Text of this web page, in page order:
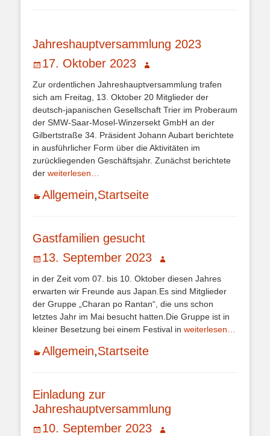
Jahreshauptversammlung 2023
Veröffentlicht
am
17. Oktober 2023 Autor
Zur ordentlichen Jahreshauptversammlung trafen
sich am Freitag, 13. Oktober 20 Mitglieder der
deutsch-japanischen Gesellschaft Trier im Proberaum
der SMW-Saar-Mosel-Winzersekt GmbH an der
Gilbertstraße 34. Präsident Johann Aubart berichtete
in ausführlicher Form über die Aktivitäten im
zurückliegenden Geschäftsjahr. Zunächst berichtete
der weiterlesen…
Kategorien
Allgemein,Startseite
Gastfamilien gesucht
Veröffentlicht
am
13. September 2023 Autor
in der Zeit vom 07. bis 10. Oktober diesen Jahres
erwarten wir Freunde aus Japan.Es sind Mitglieder
der Gruppe „Charan po Rantan“, die uns schon
letztes Jahr im Mai besucht hatten.Die Gruppe ist in
kleiner Besetzung bei einem Festival in weiterlesen…
Kategorien
Allgemein,Startseite
Einladung zur
Jahreshauptversammlung
Veröffentlicht
10. September 2023 Autor